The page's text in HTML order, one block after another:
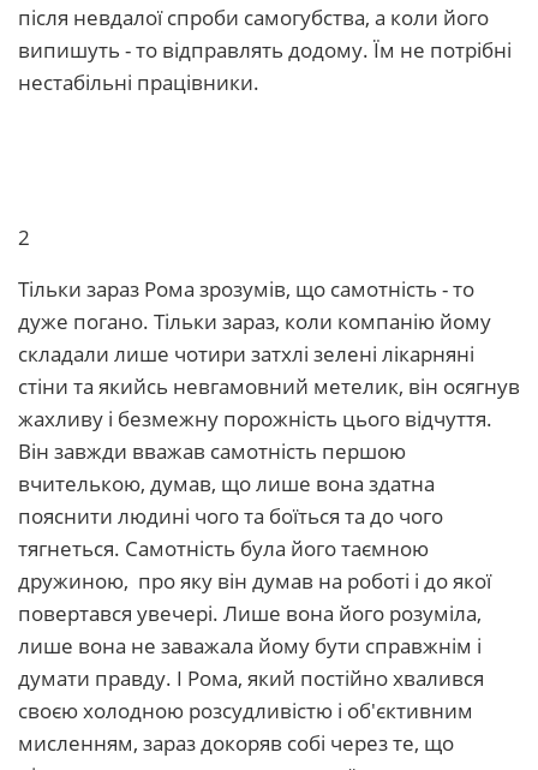
після невдалої спроби самогубства, а коли його
випишуть - то відправлять додому. Їм не потрібні
нестабільні працівники.
2
Тільки зараз Рома зрозумів, що самотність - то
дуже погано. Тільки зараз, коли компанію йому
складали лише чотири затхлі зелені лікарняні
стіни та якийсь невгамовний метелик, він осягнув
жахливу і безмежну порожність цього відчуття.
Він завжди вважав самотність першою
вчителькою, думав, що лише вона здатна
пояснити людині чого та боїться та до чого
тягнеться. Самотність була його таємною
дружиною, про яку він думав на роботі і до якої
повертався увечері. Лише вона його розуміла,
лише вона не заважала йому бути справжнім і
думати правду. І Рома, який постійно хвалився
своєю холодною розсудливістю і об'єктивним
мисленням, зараз докоряв собі через те, що